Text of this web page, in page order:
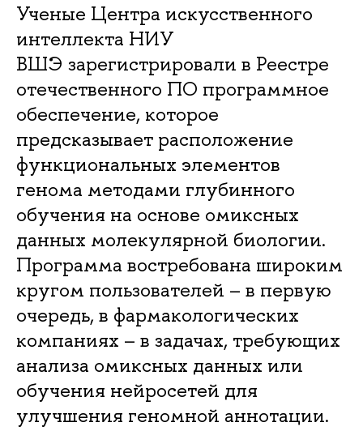
Ученые Центра искусственного
интеллекта НИУ
ВШЭ зарегистрировали в Реестре
отечественного ПО программное
обеспечение, которое
предсказывает расположение
функциональных элементов
генома методами глубинного
обучения на основе омиксных
данных молекулярной биологии.
Программа востребована широким
кругом пользователей – в первую
очередь, в фармакологических
компаниях – в задачах, требующих
анализа омиксных данных или
обучения нейросетей для
улучшения геномной аннотации.